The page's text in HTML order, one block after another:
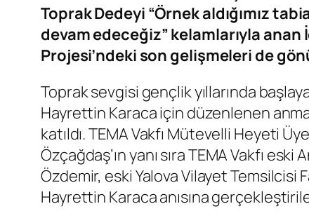
Toprak Dedeyi “Örnek aldığımız
devam edeceğiz” kelamlarıyla
Projesi’ndeki son gelişmeleri de
Toprak sevgisi gençlik yıllarında
Hayrettin Karaca için düzenlenen
katıldı. TEMA Vakfı Mütevelli Heyeti
Özçağdaş’ın yanı sıra TEMA Vakfı
Özdemir, eski Yalova Vilayet Temsilcisi
Hayrettin Karaca anısına